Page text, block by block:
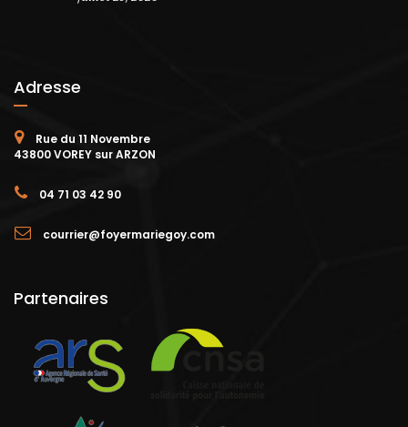
Adresse
Rue du 11 Novembre
43800 VOREY sur ARZON
04 71 03 42 90
courrier@foyermariegoy.com
Partenaires